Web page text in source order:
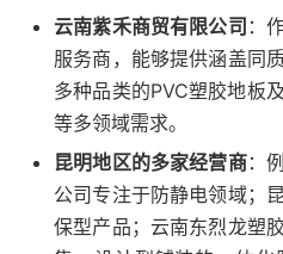
云南紫禾商贸有限公司 ：
服务商，能够提供涵盖同
多种品类的PVC塑胶地板
等多领域需求。
昆明地区的多家经营商：
公司专注于防静电领域；
保型产品；云南东烈龙塑